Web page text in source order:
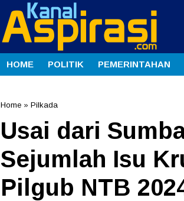
HOME POLITIK PEMERINTAHAN
Home » Pilkada
Usai dari
Sejumlah Isu
Pilgub NTB